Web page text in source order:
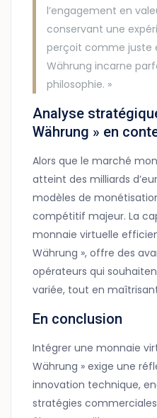
l’engagement en
conservant une
perçoit comme juste
Währung incarne
philosophie. »
Analyse
Währung » en
Alors que le marché
atteint des milliards
modèles de
compétitif majeur. La
monnaie virtuelle
Währung », offre des
opérateurs qui
variée, tout en
En conclusion
Intégrer une monnaie
Währung » exige une
innovation technique,
stratégies